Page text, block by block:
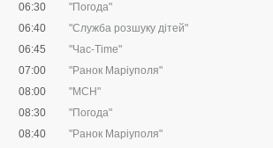
06:30
"Погода"
06:40
"Служба розшуку дітей"
06:45
"Час-Time"
07:00
"Ранок Маріуполя"
08:00
"МСН"
08:30
"Погода"
08:40
"Ранок Маріуполя"